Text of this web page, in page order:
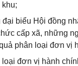
khu;
biểu Hội đồng
cấp xã, những
phân loại đơn vị
đơn vị hành